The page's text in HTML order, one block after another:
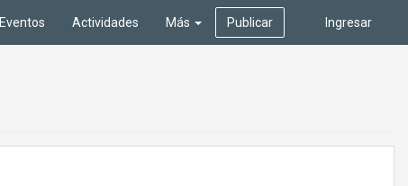
Ingresar
Eventos Actividades Más Publicar